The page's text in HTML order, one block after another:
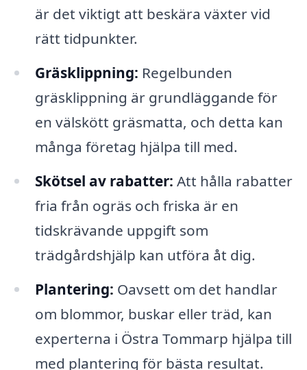
är det viktigt att beskära växter vid
rätt tidpunkter.
Gräsklippning: Regelbunden
gräsklippning är grundläggande för
en välskött gräsmatta, och detta kan
många företag hjälpa till med.
Skötsel av rabatter: Att hålla rabatter
fria från ogräs och friska är en
tidskrävande uppgift som
trädgårdshjälp kan utföra åt dig.
Plantering: Oavsett om det handlar
om blommor, buskar eller träd, kan
experterna i Östra Tommarp hjälpa till
med plantering för bästa resultat.